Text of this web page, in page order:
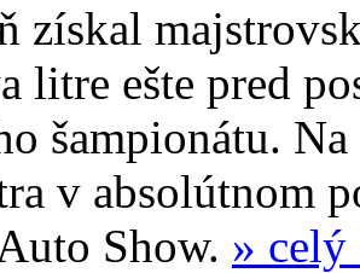
získal
litre ešte pred
šampionátu.
v absolútnom
Show. » celý